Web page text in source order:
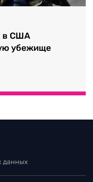
в США
убежище
данных